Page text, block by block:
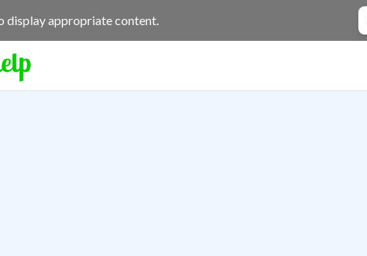
display appropriate content.